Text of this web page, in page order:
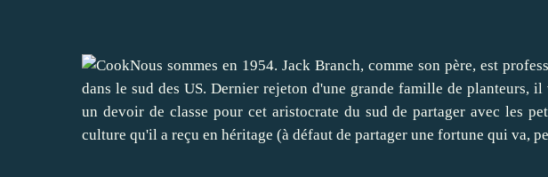
Nous sommes en 1954. Jack Branch, comme son père, est
dans le sud des US. Dernier rejeton d'une grande famille de planteurs,
un devoir de classe pour cet aristocrate du sud de partager avec les
culture qu'il a reçu en héritage (à défaut de partager une fortune qui va,